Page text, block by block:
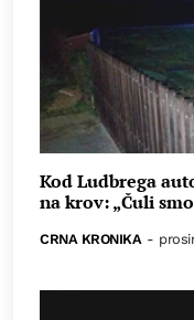
Kod Ludbrega
na krov: „Čuli
CRNA KRONIKA -